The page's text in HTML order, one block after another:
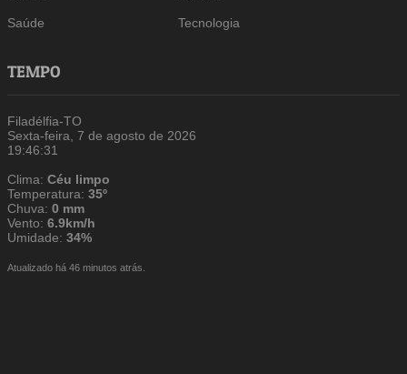
Saúde
Tecnologia
TEMPO
Filadélfia-TO
Sexta-feira, 7 de agosto de 2026
19:46:31
Clima:Céu limpo
Temperatura:35º
Chuva:0 mm
Vento:6.9km/h
Umidade:34%
Atualizado há 46 minutos atrás.